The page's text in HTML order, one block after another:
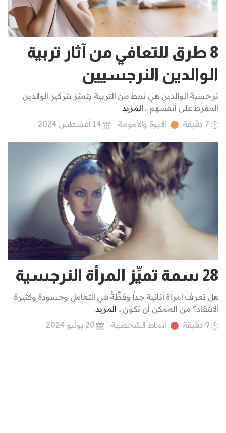
8 طرق للتعافي من آثار تربية
الوالدين النرجسيين
نرجسية الوالدين هي نمط من التربية يتميَّز بتركيز الوالدين
المفرط على أنفسهم .. المزيد
7 دقيقة
الأبوة والأمومة 14 أغسطس 2024
28 سمة تميِّز المرأة النرجسية
هل تعرف امرأة أنانية جداً وفظَّةً في التعامل وحسودة وكثيرة
الانتقاد؟ من الممكن أن تكون .. المزيد
9 دقيقة
أنماط الشخصية